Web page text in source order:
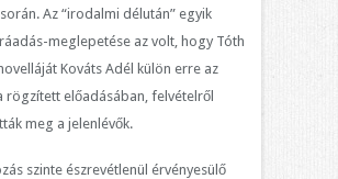
Az “irodalmi délután” egyik
meglepetése az volt, hogy Tóth
Kováts Adél külön erre az
rögzített előadásában, felvételről
meg a jelenlévők.
szinte észrevétlenül érvényesülő